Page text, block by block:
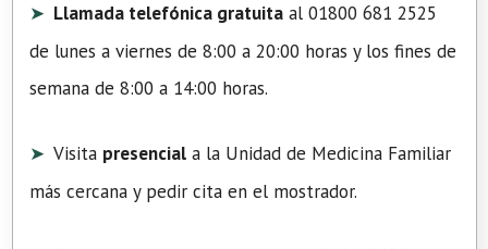
Llamada telefónica gratuita al 01800 681 2525
de lunes a viernes de 8:00 a 20:00 horas y los fines de
semana de 8:00 a 14:00 horas.
Visita presencial a la Unidad de Medicina Familiar
más cercana y pedir cita en el mostrador.